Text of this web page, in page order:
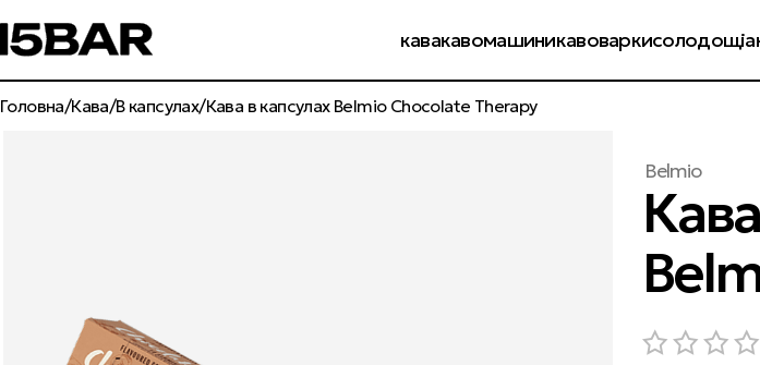
кавакавомашиникавоваркисолодощі
брендиколекціїоплата і
Головна Кава В капсулах Кава в капсулах Belmio Chocolate Therapy
Belmio